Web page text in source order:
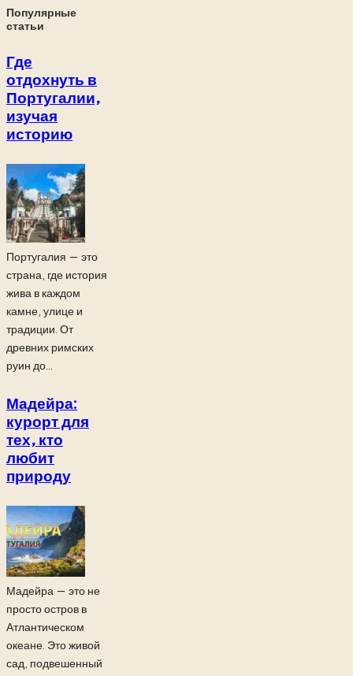
Популярные
статьи
Где
отдохнуть в
Португалии,
изучая
историю
Португалия — это
страна, где история
жива в каждом
камне, улице и
традиции. От
древних римских
руин до...
Мадейра:
курорт для
тех, кто
любит
природу
Мадейра — это не
просто остров в
Атлантическом
океане. Это живой
сад, подвешенный